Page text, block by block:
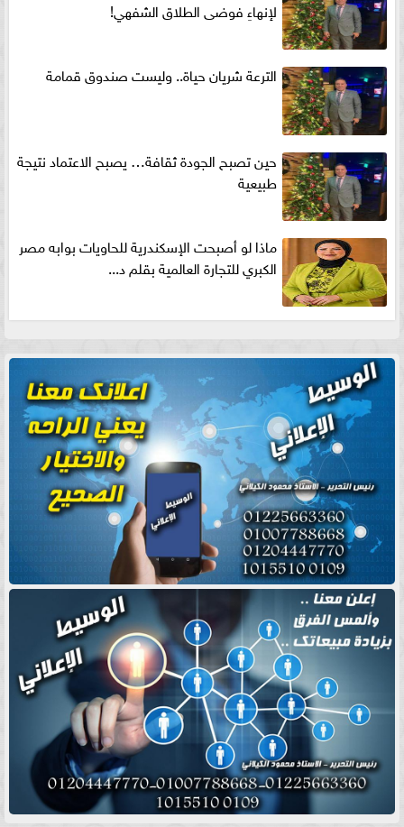
لإنهاءِ فوضى الطلاق الشفهي!
الترعة شريان حياة.. وليست صندوق قمامة
حين تصبح الجودة ثقافة… يصبح الاعتماد نتيجة
طبيعية
ماذا لو أصبحت الإسكندرية للحاويات بوابه مصر
الكبري للتجارة العالمية بقلم د...